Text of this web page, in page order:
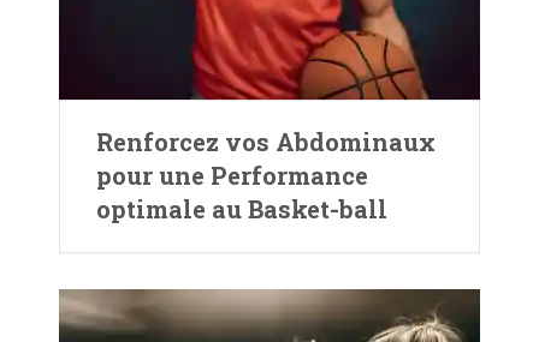
Renforcez vos Abdominaux
pour une Performance
optimale au Basket-ball